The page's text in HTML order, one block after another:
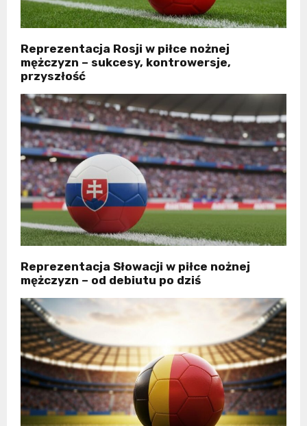
Reprezentacja Rosji w piłce nożnej
mężczyzn – sukcesy, kontrowersje,
przyszłość
Reprezentacja Słowacji w piłce nożnej
mężczyzn – od debiutu po dziś